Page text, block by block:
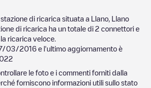
di ricarica situata a Llano Llano
di ricarica ha un totale di 2 connettori e
ricarica veloce.
03/2016 e l'ultimo aggiornamento è
le foto e i commenti forniti dalla
forniscono informazioni utili sullo stato